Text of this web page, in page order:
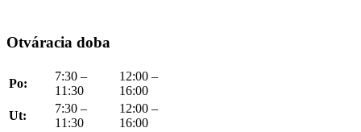
Otváracia doba
Po:
7:30 –
11:30
12:00 –
16:00
Ut:
7:30 –
11:30
12:00 –
16:00